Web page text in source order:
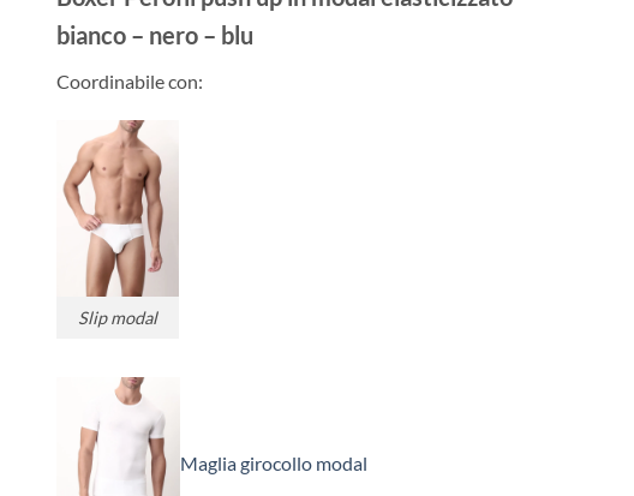
era:
è:
bianco – nero – blu
Coordinabile con:
Slip modal
Maglia girocollo modal